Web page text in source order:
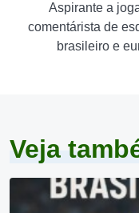
Aspirante a
comentárista de
brasileiro e
Veja